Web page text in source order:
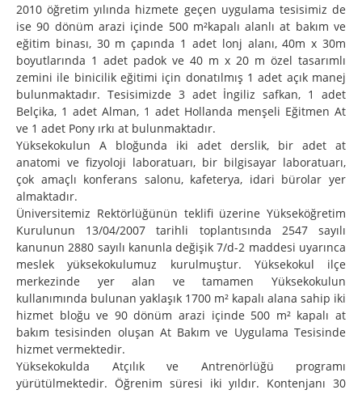
2010 öğretim yılında hizmete geçen uygulama tesisimiz de
ise 90 dönüm arazi içinde 500 m²kapalı alanlı at bakım ve
eğitim binası, 30 m çapında 1 adet lonj alanı, 40m x 30m
boyutlarında 1 adet padok ve 40 m x 20 m özel tasarımlı
zemini ile binicilik eğitimi için donatılmış 1 adet açık manej
bulunmaktadır. Tesisimizde 3 adet İngiliz safkan, 1 adet
Belçika, 1 adet Alman, 1 adet Hollanda menşeli Eğitmen At
ve 1 adet Pony ırkı at bulunmaktadır.
Yüksekokulun A bloğunda iki adet derslik, bir adet at
anatomi ve fizyoloji laboratuarı, bir bilgisayar laboratuarı,
çok amaçlı konferans salonu, kafeterya, idari bürolar yer
almaktadır.
Üniversitemiz Rektörlüğünün teklifi üzerine Yükseköğretim
Kurulunun 13/04/2007 tarihli toplantısında 2547 sayılı
kanunun 2880 sayılı kanunla değişik 7/d-2 maddesi uyarınca
meslek yüksekokulumuz kurulmuştur. Yüksekokul ilçe
merkezinde yer alan ve tamamen Yüksekokulun
kullanımında bulunan yaklaşık 1700 m² kapalı alana sahip iki
hizmet bloğu ve 90 dönüm arazi içinde 500 m² kapalı at
bakım tesisinden oluşan At Bakım ve Uygulama Tesisinde
hizmet vermektedir.
Yüksekokulda Atçılık ve Antrenörlüğü programı
yürütülmektedir. Öğrenim süresi iki yıldır. Kontenjanı 30